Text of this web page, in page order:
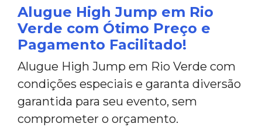
Alugue High Jump em Rio
Verde com Ótimo Preço e
Pagamento Facilitado!
Alugue High Jump em Rio Verde com
condições especiais e garanta diversão
garantida para seu evento, sem
comprometer o orçamento.